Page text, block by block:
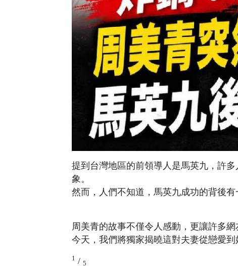
提到台灣地區的前領導人是馬英九，許
象。
然而，人們不知道，馬英九成功的背後
周美青的故事不僅令人感動，更讓許多
今天，我們將獨家揭曉這對夫妻從戀愛
1 / 5